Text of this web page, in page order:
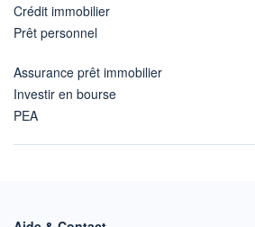
Crédit immobilier
Prêt personnel
Assurance prêt immobilier
Investir en bourse
PEA